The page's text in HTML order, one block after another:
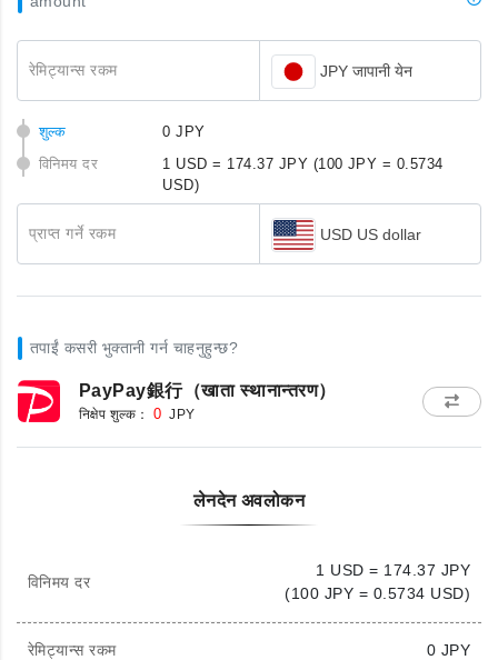
रेमिट्यान्स रकम JPY जापानी येन
शुल्क
0 JPY
विनिमय दर
1 USD = 174.37 JPY (100 JPY = 0.5734
USD)
प्राप्त गर्ने रकम USD US dollar
तपाईं कसरी भुक्तानी गर्न चाहनुहुन्छ?
PayPay銀行（खाता स्थानान्तरण）
निक्षेप शुल्क： 0 JPY
लेनदेन अवलोकन
विनिमय दर
1 USD = 174.37 JPY
(100 JPY = 0.5734 USD)
रेमिट्यान्स रकम 0 JPY